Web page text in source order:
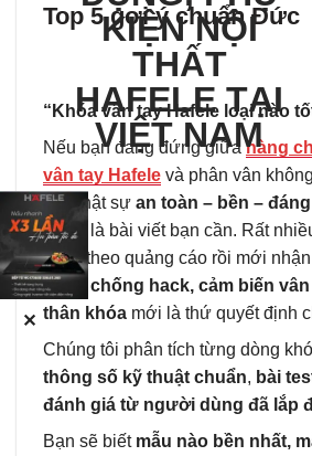
Top 5 gợi ý chuẩn Đức
“Khóa vân tay Hafele loại nào
Nếu bạn đang đứng giữahàng
vân tay Hafele và phân vân
nào thật sự an toàn – bền –
chính là bài viết bạn cần. Rất
khóa theo quảng cáo rồi mới nhận
năng chống hack, cảm biến
thân khóa mới là thứ quyết định
Chúng tôi phân tích từng dòng
thông số kỹ thuật chuẩn, bài
đánh giá từ người dùng đã lắp
Bạn sẽ biết mẫu nào bền nhất,
✕